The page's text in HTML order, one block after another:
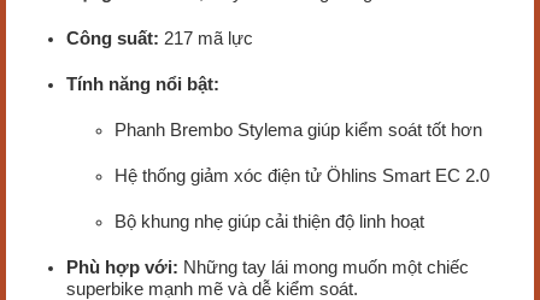
Công suất: 217 mã lực
Tính năng nổi bật:
Phanh Brembo Stylema giúp kiểm soát tốt hơn
Hệ thống giảm xóc điện tử Öhlins Smart EC 2.0
Bộ khung nhẹ giúp cải thiện độ linh hoạt
Phù hợp với: Những tay lái mong muốn một chiếc
superbike mạnh mẽ và dễ kiểm soát.